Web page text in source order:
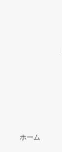
ホーム